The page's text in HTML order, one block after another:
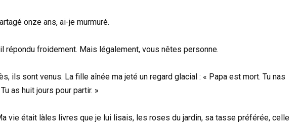
onze ans, ai-je murmuré.
répondu froidement. Mais légalement, vous nêtes personne.
ils sont venus. La fille aînée ma jeté un regard glacial : « Papa est mort. Tu nas
as huit jours pour partir. »
vie était làles livres que je lui lisais, les roses du jardin, sa tasse préférée, celle